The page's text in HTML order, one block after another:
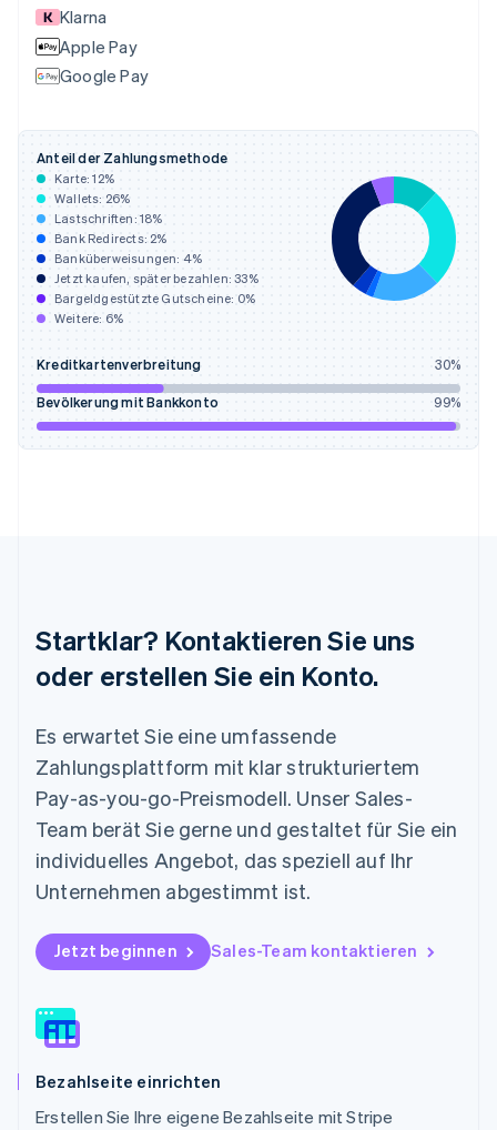
Klarna
Apple Pay
Google Pay
Anteil der Zahlungsmethode
Karte:12%
Wallets: 26%
Lastschriften: 18%
Bank Redirects: 2%
Banküberweisungen: 4%
Jetzt kaufen, später bezahlen:33%
Bargeldgestützte Gutscheine: 0%
Weitere: 6%
Kreditkartenverbreitung 30%
Bevölkerung mit Bankkonto 99%
Startklar? Kontaktieren Sie uns
oder erstellen Sie ein Konto.
Es erwartet Sie eine umfassende
Zahlungsplattform mit klar strukturiertem
Pay-as-you-go-Preismodell. Unser Sales-
Team berät Sie gerne und gestaltet für Sie ein
individuelles Angebot, das speziell auf Ihr
Unternehmen abgestimmt ist.
Jetzt beginnen Sales-Team kontaktieren
Bezahlseite einrichten
Erstellen Sie Ihre eigene Bezahlseite mit Stripe
Gibraltar
English
Griechenland
English
Irland
English
Italien
ItalianoEnglish
Japan
日本語English
Kanada
EnglishFrançais
EnglishItaliano
Lettland
English
Liechtenstein
DeutschEnglish
English
EspañolEnglish
English
NederlandsEnglish
Norwegen
English
Österreich
Deutsch English
Polen
Portugal
PortuguêsEnglish
Rumänien
Schweden
Svenska
DeutschFrançaisItaliano
Singapur